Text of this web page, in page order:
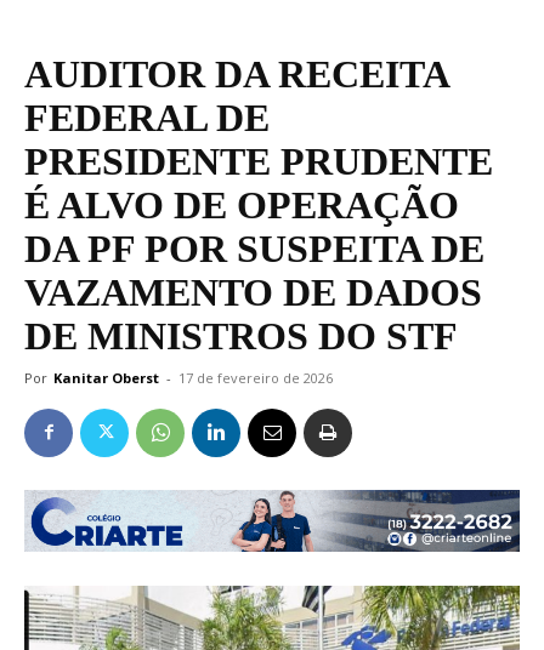
AUDITOR DA RECEITA
FEDERAL DE
PRESIDENTE PRUDENTE
É ALVO DE OPERAÇÃO
DA PF POR SUSPEITA DE
VAZAMENTO DE DADOS
DE MINISTROS DO STF
Por Kanitar Oberst - 17 de fevereiro de 2026